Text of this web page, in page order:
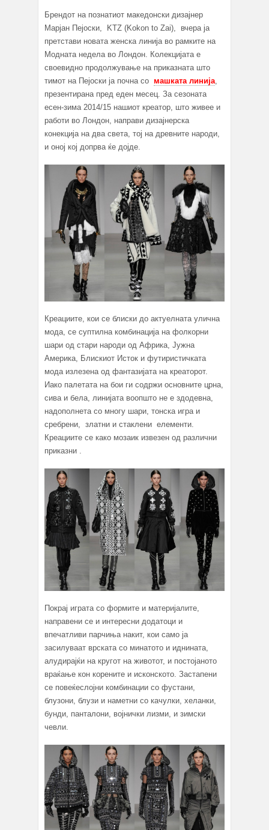
Брендот на познатиот македонски дизајнер
Марјан Пејоски, KTZ (Kokon to Zai), вчера ја
претстави новата женска линија во рамките на
Модната недела во Лондон. Колекцијата е
своевидно продолжување на приказната што
тимот на Пејоски ја почна со машката линија,
презентирана пред еден месец. За сезоната
есен-зима 2014/15 нашиот креатор, што живее и
работи во Лондон, направи дизајнерска
конекција на два света, тој на древните народи,
и оној кој допрва ќе дојде.
Креациите, кои се блиски до актуелната улична
мода, се суптилна комбинација на фолкорни
шари од стари народи од Африка, Јужна
Америка, Блискиот Исток и футиристичката
мода излезена од фантазијата на креаторот.
Иако палетата на бои ги содржи основните црна,
сива и бела, линијата воопшто не е здодевна,
надополнета со многу шари, тонска игра и
сребрени, златни и стаклени елементи.
Креациите се како мозаик извезен од различни
приказни .
Покрај играта со формите и материјалите,
направени се и интересни додатоци и
впечатливи парчиња накит, кои само ја
засилуваат врската со минатото и иднината,
алудирајќи на кругот на животот, и постојаното
враќање кон корените и исконското. Застапени
се повеќеслојни комбинации со фустани,
блузони, блузи и наметни со качулки, хеланки,
бунди, панталони, војнички лизми, и зимски
чевли.